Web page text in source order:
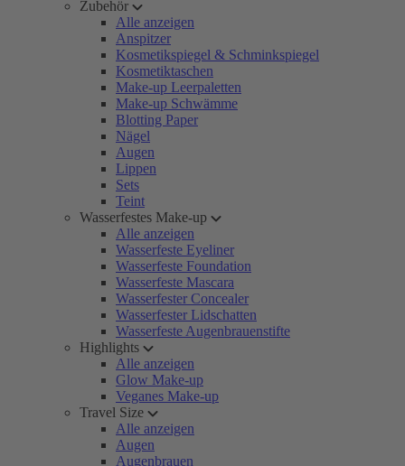
Zubehör
Alle anzeigen
Anspitzer
Kosmetikspiegel & Schminkspiegel
Kosmetiktaschen
Make-up Leerpaletten
Make-up Schwämme
Blotting Paper
Nägel
Augen
Lippen
Sets
Teint
Wasserfestes Make-up
Alle anzeigen
Wasserfeste Eyeliner
Wasserfeste Foundation
Wasserfeste Mascara
Wasserfester Concealer
Wasserfester Lidschatten
Wasserfeste Augenbrauenstifte
Highlights
Alle anzeigen
Glow Make-up
Veganes Make-up
Travel Size
Alle anzeigen
Augen
Augenbrauen